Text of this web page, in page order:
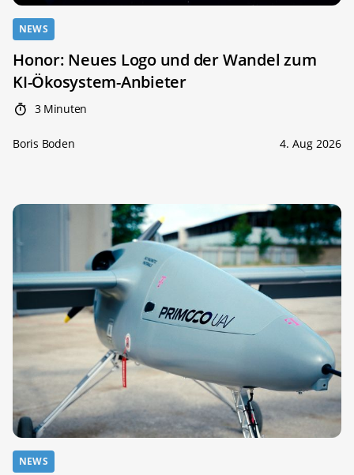
NEWS
Honor: Neues Logo und der Wandel zum
KI-Ökosystem-Anbieter
3 Minuten
Boris Boden 4. Aug 2026
NEWS